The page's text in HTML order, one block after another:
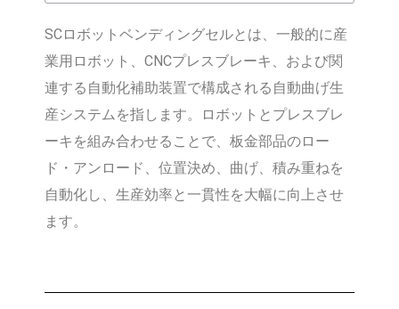
SCロボットベンディングセルとは、一般的に産
業用ロボット、CNCプレスブレーキ、および関
連する自動化補助装置で構成される自動曲げ生
産システムを指します。ロボットとプレスブレ
ーキを組み合わせることで、板金部品のロー
ド・アンロード、位置決め、曲げ、積み重ねを
自動化し、生産効率と一貫性を大幅に向上させ
ます。